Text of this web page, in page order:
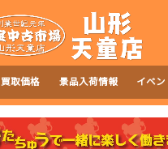
買取価格 景品入荷情報 イベン